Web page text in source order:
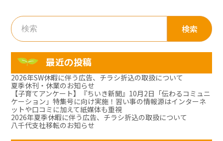
検
索:
最近の投稿
2026年SW休暇に伴う広告、チラシ折込の取扱について
夏季休刊・休業のお知らせ
【子育てアンケート】『ちいき新聞』10月2日「伝わるコミュニ
ケーション」特集号に向け実施！習い事の情報源はインターネ
ットや口コミに加えて紙媒体も重視
2026年夏季休暇に伴う広告、チラシ折込の取扱について
八千代支社移転のお知らせ